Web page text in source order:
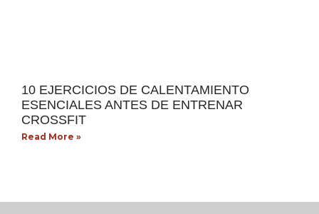
10 EJERCICIOS DE CALENTAMIENTO
ESENCIALES ANTES DE ENTRENAR
CROSSFIT
Read More »